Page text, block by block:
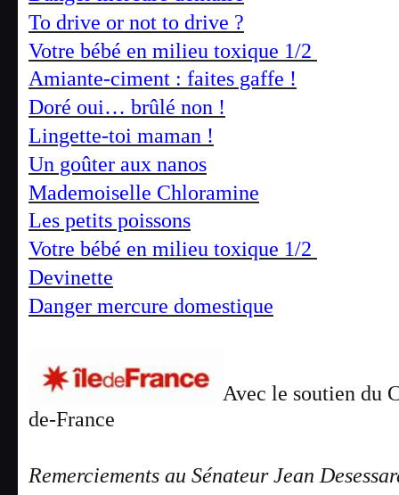
To drive or not to drive ?
Votre bébé en milieu toxique 1/2
Amiante-ciment : faites gaffe !
Doré oui… brûlé non !
Lingette-toi maman !
Un goûter aux nanos
Mademoiselle Chloramine
Les petits poissons
Votre bébé en milieu toxique 1/2
Devinette
Danger mercure domestique
Avec le soutien du
de-France
Remerciements au Sénateur Jean